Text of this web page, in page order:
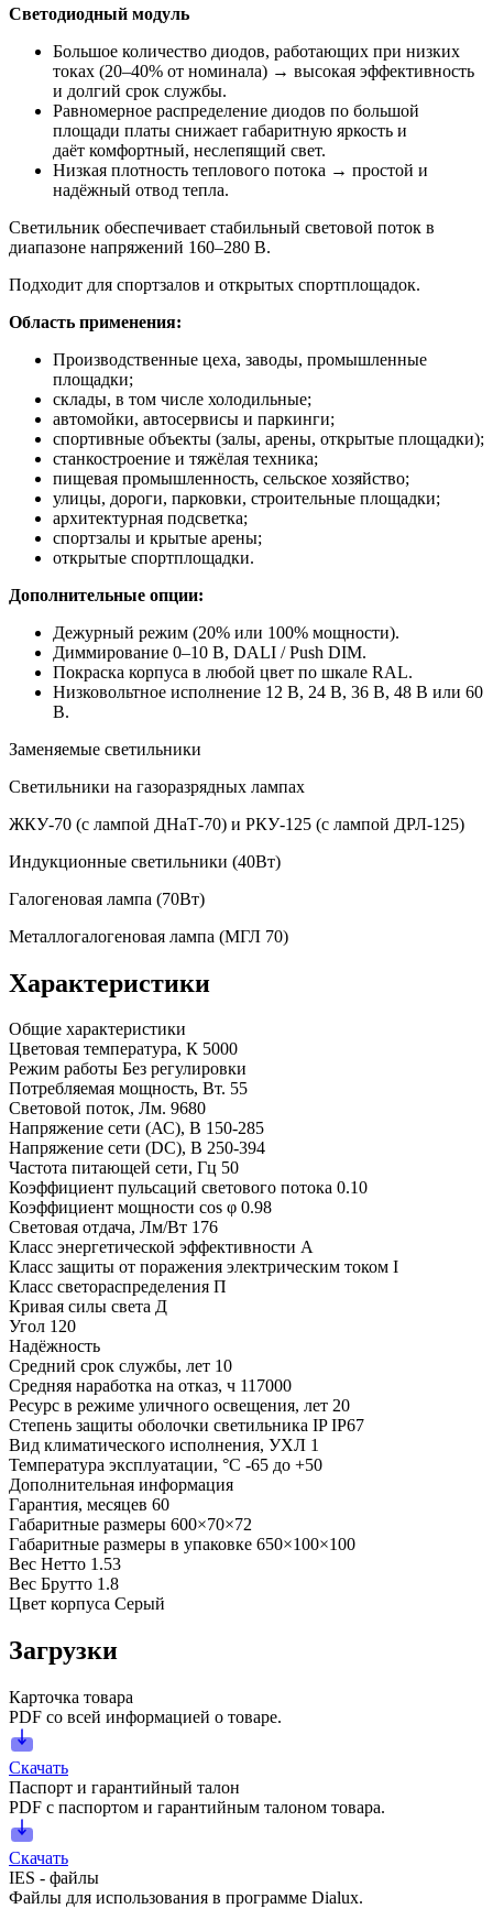
Светодиодный модуль
Большое количество диодов, работающих при низких
токах (20–40% от номинала) → высокая эффективность
и долгий срок службы.
Равномерное распределение диодов по большой
площади платы снижает габаритную яркость и
даёт комфортный, неслепящий свет.
Низкая плотность теплового потока → простой и
надёжный отвод тепла.
Светильник обеспечивает стабильный световой поток в
диапазоне напряжений 160–280 В.
Подходит для спортзалов и открытых спортплощадок.
Область применения:
Производственные цеха, заводы, промышленные
площадки;
склады, в том числе холодильные;
автомойки, автосервисы и паркинги;
спортивные объекты (залы, арены, открытые площадки);
станкостроение и тяжёлая техника;
пищевая промышленность, сельское хозяйство;
улицы, дороги, парковки, строительные площадки;
архитектурная подсветка;
спортзалы и крытые арены;
открытые спортплощадки.
Дополнительные опции:
Дежурный режим (20% или 100% мощности).
Диммирование 0–10 В, DALI / Push DIM.
Покраска корпуса в любой цвет по шкале RAL.
Низковольтное исполнение 12 В, 24 В, 36 В, 48 В или 60
В.
Заменяемые светильники
Светильники на газоразрядных лампах
ЖКУ-70 (с лампой ДНаТ-70) и РКУ-125 (с лампой ДРЛ-125)
Индукционные светильники (40Вт)
Галогеновая лампа (70Вт)
Металлогалогеновая лампа (МГЛ 70)
Характеристики
Общие характеристики
Цветовая температура, К 5000
Режим работы Без регулировки
Потребляемая мощность, Вт. 55
Световой поток, Лм. 9680
Напряжение сети (АС), В 150-285
Напряжение сети (DC), В 250-394
Частота питающей сети, Гц 50
Коэффициент пульсаций светового потока 0.10
Коэффициент мощности cos φ 0.98
Световая отдача, Лм/Вт 176
Класс энергетической эффективности A
Класс защиты от поражения электрическим током I
Класс светораспределения П
Кривая силы света Д
Угол 120
Надёжность
Средний срок службы, лет 10
Средняя наработка на отказ, ч 117000
Ресурс в режиме уличного освещения, лет 20
Степень защиты оболочки светильника IP IP67
Вид климатического исполнения, УХЛ 1
Температура эксплуатации, °С -65 до +50
Дополнительная информация
Гарантия, месяцев 60
Габаритные размеры 600×70×72
Габаритные размеры в упаковке 650×100×100
Вес Нетто 1.53
Вес Брутто 1.8
Цвет корпуса Серый
Загрузки
Карточка товара
PDF со всей информацией о товаре.
Скачать
Паспорт и гарантийный талон
PDF с паспортом и гарантийным талоном товара.
Скачать
IES - файлы
Файлы для использования в программе Dialux.